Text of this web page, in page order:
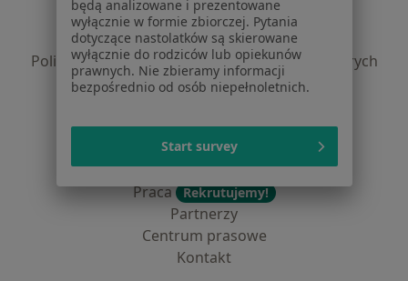
Polityka prywatności pacjentów
Polityka prywatności profesjonalistów
Polityka prywatności dla profesjonalistów, których
dane pozyskaliśmy samodzielnie
Jak działają wyniki wyszukiwania
Dostępność
O nas
Praca Rekrutujemy!
Partnerzy
Centrum prasowe
Kontakt
będą analizowane i prezentowane
wyłącznie w formie zbiorczej. Pytania
dotyczące nastolatków są skierowane
wyłącznie do rodziców lub opiekunów
prawnych. Nie zbieramy informacji
bezpośrednio od osób niepełnoletnich.
Start survey